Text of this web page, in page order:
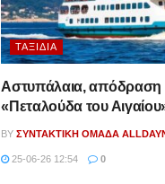
ΤΑΞΊΔΙΑ
Αστυπάλαια, απόδραση
«Πεταλούδα του
BY ΣΥΝΤΑΚΤΙΚΉ ΟΜΆΔΑ
25-06-26 12:54 0